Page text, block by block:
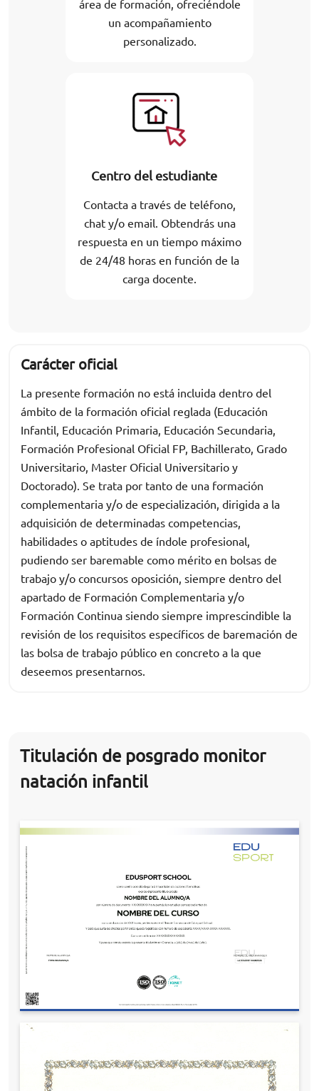
área de formación, ofreciéndole
un acompañamiento
personalizado.
Centro del estudiante
Contacta a través de teléfono,
chat y/o email. Obtendrás una
respuesta en un tiempo máximo
de 24/48 horas en función de la
carga docente.
Carácter oficial
La presente formación no está incluida dentro del
ámbito de la formación oficial reglada (Educación
Infantil, Educación Primaria, Educación Secundaria,
Formación Profesional Oficial FP, Bachillerato, Grado
Universitario, Master Oficial Universitario y
Doctorado). Se trata por tanto de una formación
complementaria y/o de especialización, dirigida a la
adquisición de determinadas competencias,
habilidades o aptitudes de índole profesional,
pudiendo ser baremable como mérito en bolsas de
trabajo y/o concursos oposición, siempre dentro del
apartado de Formación Complementaria y/o
Formación Continua siendo siempre imprescindible la
revisión de los requisitos específicos de baremación de
las bolsa de trabajo público en concreto a la que
deseemos presentarnos.
Titulación de posgrado monitor
natación infantil